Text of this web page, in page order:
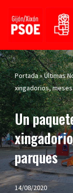
Saltar
contenido
Portada»Últimas
xingadorios,
Un
parques
14/08/2020